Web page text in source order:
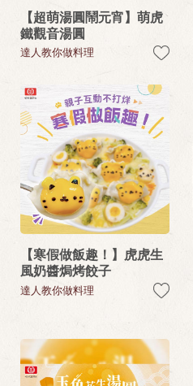
【超萌湯圓鬧元宵】萌虎
鐵觀音湯圓
達人教你做料理
【寒假做飯趣！】虎虎生
風奶醬焗烤餃子
達人教你做料理